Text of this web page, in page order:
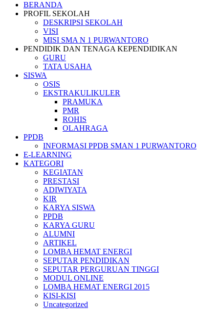
BERANDA
PROFIL SEKOLAH
DESKRIPSI SEKOLAH
VISI
MISI SMA N 1 PURWANTORO
PENDIDIK DAN TENAGA KEPENDIDIKAN
GURU
TATA USAHA
SISWA
OSIS
EKSTRAKULIKULER
PRAMUKA
PMR
ROHIS
OLAHRAGA
PPDB
INFORMASI PPDB SMAN 1 PURWANTORO
E-LEARNING
KATEGORI
KEGIATAN
PRESTASI
ADIWIYATA
KIR
KARYA SISWA
PPDB
KARYA GURU
ALUMNI
ARTIKEL
LOMBA HEMAT ENERGI
SEPUTAR PENDIDIKAN
SEPUTAR PERGURUAN TINGGI
MODUL ONLINE
LOMBA HEMAT ENERGI 2015
KISI-KISI
Uncategorized